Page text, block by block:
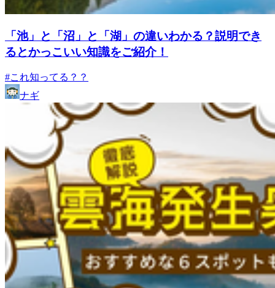
「池」と「沼」と「湖」の違いわかる？説明でき
るとかっこいい知識をご紹介！
#これ知ってる？？
ナギ